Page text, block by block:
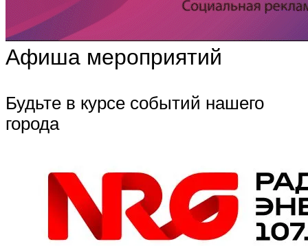
Афиша мероприятий
Будьте в курсе событий нашего
города